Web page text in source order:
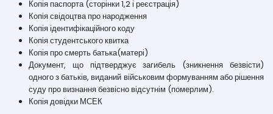
Копія паспорта (сторінки 1,2 і реєстрація)
Копія свідоцтва про народження
Копія ідентифікаційного коду
Копія студентського квитка
Копія про смерть батька(матері)
Документ, що підтверджує загибель (зникнення безвісти)
одного з батьків, виданий військовим формуванням або рішення
суду про визнання безвісно відсутнім (померлим).
Копія довідки МСЕК